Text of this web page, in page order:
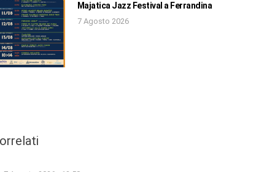
Majatica Jazz Festival a Ferrandina
7 Agosto 2026